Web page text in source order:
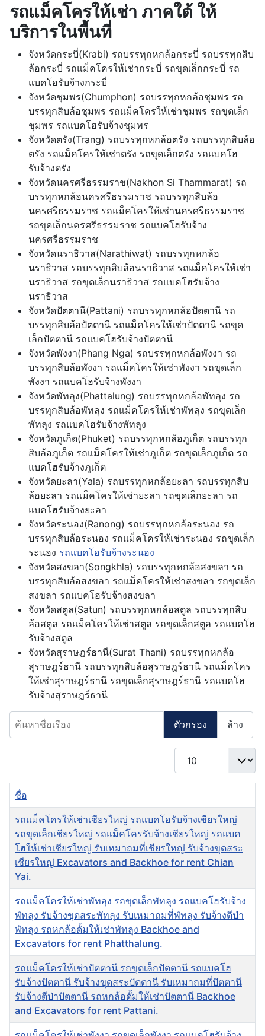
รถแม็คโครให้เช่า ภาคใต้ ให้
บริการในพื้นที่
จังหวัดกระบี่(Krabi) รถบรรทุกหกล้อกระบี่ รถบรรทุกสิบ
ล้อกระบี่ รถแม็คโครให้เช่ากระบี่ รถขุดเล็กกระบี่ รถ
แบคโฮรับจ้างกระบี่
จังหวัดชุมพร(Chumphon) รถบรรทุกหกล้อชุมพร รถ
บรรทุกสิบล้อชุมพร รถแม็คโครให้เช่าชุมพร รถขุดเล็ก
ชุมพร รถแบคโฮรับจ้างชุมพร
จังหวัดตรัง(Trang) รถบรรทุกหกล้อตรัง รถบรรทุกสิบล้อ
ตรัง รถแม็คโครให้เช่าตรัง รถขุดเล็กตรัง รถแบคโฮ
รับจ้างตรัง
จังหวัดนครศรีธรรมราช(Nakhon Si Thammarat) รถ
บรรทุกหกล้อนครศรีธรรมราช รถบรรทุกสิบล้อ
นครศรีธรรมราช รถแม็คโครให้เช่านครศรีธรรมราช
รถขุดเล็กนครศรีธรรมราช รถแบคโฮรับจ้าง
นครศรีธรรมราช
จังหวัดนราธิวาส(Narathiwat) รถบรรทุกหกล้อ
นราธิวาส รถบรรทุกสิบล้อนราธิวาส รถแม็คโครให้เช่า
นราธิวาส รถขุดเล็กนราธิวาส รถแบคโฮรับจ้าง
นราธิวาส
จังหวัดปัตตานี(Pattani) รถบรรทุกหกล้อปัตตานี รถ
บรรทุกสิบล้อปัตตานี รถแม็คโครให้เช่าปัตตานี รถขุด
เล็กปัตตานี รถแบคโฮรับจ้างปัตตานี
จังหวัดพังงา(Phang Nga) รถบรรทุกหกล้อพังงา รถ
บรรทุกสิบล้อพังงา รถแม็คโครให้เช่าพังงา รถขุดเล็ก
พังงา รถแบคโฮรับจ้างพังงา
จังหวัดพัทลุง(Phattalung) รถบรรทุกหกล้อพัทลุง รถ
บรรทุกสิบล้อพัทลุง รถแม็คโครให้เช่าพัทลุง รถขุดเล็ก
พัทลุง รถแบคโฮรับจ้างพัทลุง
จังหวัดภูเก็ต(Phuket) รถบรรทุกหกล้อภูเก็ต รถบรรทุก
สิบล้อภูเก็ต รถแม็คโครให้เช่าภูเก็ต รถขุดเล็กภูเก็ต รถ
แบคโฮรับจ้างภูเก็ต
จังหวัดยะลา(Yala) รถบรรทุกหกล้อยะลา รถบรรทุกสิบ
ล้อยะลา รถแม็คโครให้เช่ายะลา รถขุดเล็กยะลา รถ
แบคโฮรับจ้างยะลา
จังหวัดระนอง(Ranong) รถบรรทุกหกล้อระนอง รถ
บรรทุกสิบล้อระนอง รถแม็คโครให้เช่าระนอง รถขุดเล็ก
ระนอง รถแบคโฮรับจ้างระนอง
จังหวัดสงขลา(Songkhla) รถบรรทุกหกล้อสงขลา รถ
บรรทุกสิบล้อสงขลา รถแม็คโครให้เช่าสงขลา รถขุดเล็ก
สงขลา รถแบคโฮรับจ้างสงขลา
จังหวัดสตูล(Satun) รถบรรทุกหกล้อสตูล รถบรรทุกสิบ
ล้อสตูล รถแม็คโครให้เช่าสตูล รถขุดเล็กสตูล รถแบคโฮ
รับจ้างสตูล
จังหวัดสุราษฎร์ธานี(Surat Thani) รถบรรทุกหกล้อ
สุราษฎร์ธานี รถบรรทุกสิบล้อสุราษฎร์ธานี รถแม็คโคร
ให้เช่าสุราษฎร์ธานี รถขุดเล็กสุราษฎร์ธานี รถแบคโฮ
รับจ้างสุราษฎร์ธานี
ค้นหาชื่อเรือง
ตัวกรอง ล้าง
ชื่อ
รถแม็คโครให้เช่าเชียรใหญ่ รถแบคโฮรับจ้างเชียรใหญ่
รถขุดเล็กเชียรใหญ่ รถแม็คโครรับจ้างเชียรใหญ่ รถแบค
โฮให้เช่าเชียรใหญ่ รับเหมาถมที่เชียรใหญ่ รับจ้างขุดสระ
เชียรใหญ่ Excavators and Backhoe for rent Chian
Yai.
รถแม็คโครให้เช่าพัทลุง รถขุดเล็กพัทลุง รถแบคโฮรับจ้าง
พัทลุง รับจ้างขุดสระพัทลุง รับเหมาถมที่พัทลุง รับจ้างตีป่า
พัทลุง รถหกล้อดั้มให้เช่าพัทลุง Backhoe and
Excavators for rent Phatthalung.
รถแม็คโครให้เช่าปัตตานี รถขุดเล็กปัตตานี รถแบคโฮ
รับจ้างปัตตานี รับจ้างขุดสระปัตตานี รับเหมาถมที่ปัตตานี
รับจ้างตีป่าปัตตานี รถหกล้อดั้มให้เช่าปัตตานี Backhoe
and Excavators for rent Pattani.